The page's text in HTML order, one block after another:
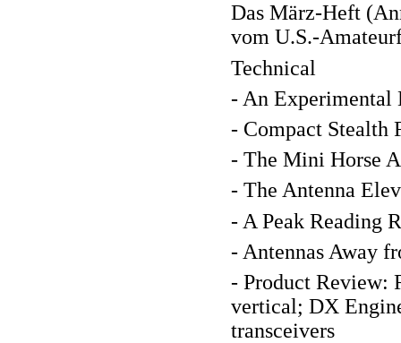
Das März-Heft
vom U.S.-
Technical
- An Experimental
- Compact Stealth
- The Mini Horse
- The Antenna
- A Peak Reading
- Antennas Away
- Product Review:
vertical; DX
transceivers